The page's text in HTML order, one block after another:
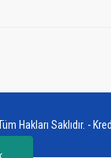
Hakları Saklıdır. -